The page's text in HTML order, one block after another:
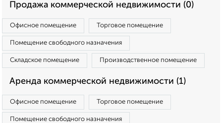
Продажа коммерческой недвижимости (0)
Офисное помещение Торговое помещение
Помещение свободного назначения
Складское помещение Производственное помещение
Аренда коммерческой недвижимости (1)
Офисное помещение Торговое помещение
Помещение свободного назначения